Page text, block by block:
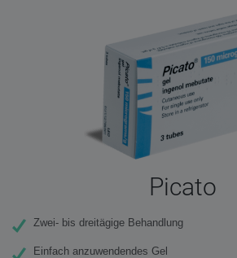
Picato
Zwei- bis dreitägige Behandlung
Einfach anzuwendendes Gel